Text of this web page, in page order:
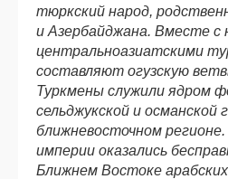
тюркский народ,
и Азербайджана. Вместе с
центральноазиатскими
составляют огузскую
Туркмены служили ядром
сельджукской и османской
ближневосточном
империи оказались
Ближнем Востоке